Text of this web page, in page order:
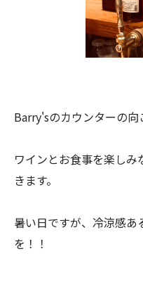
Barry'sのカウンターの
ワインとお食事を楽し
きます。
暑い日ですが、冷涼感あ
を！！